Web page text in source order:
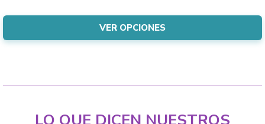
$31.999.
price
is:
$30.000.
VER OPCIONES
be
chosen
on